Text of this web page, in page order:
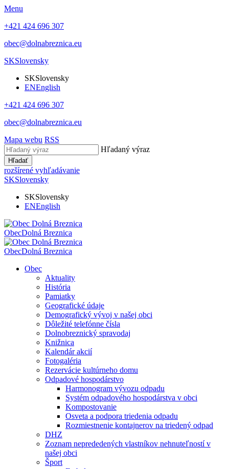
Menu
+421 424 696 307
obec@dolnabreznica.eu
SKSlovensky
SKSlovensky
ENEnglish
+421 424 696 307
obec@dolnabreznica.eu
Mapa webu RSS
Hľadaný výraz
Hľadať
rozšírené vyhľadávanie
SKSlovensky
SKSlovensky
ENEnglish
ObecDolná Breznica
ObecDolná Breznica
Obec
Aktuality
História
Pamiatky
Geografické údaje
Demografický vývoj v našej obci
Dôležité telefónne čísla
Dolnobreznický spravodaj
Knižnica
Kalendár akcií
Fotogaléria
Rezervácie kultúrneho domu
Odpadové hospodárstvo
Harmonogram vývozu odpadu
Systém odpadového hospodárstva v obci
Kompostovanie
Osveta a podpora triedenia odpadu
Rozmiestnenie kontajnerov na triedený odpad
DHZ
Zoznam neprededených vlastníkov nehnuteľností v
našej obci
Šport